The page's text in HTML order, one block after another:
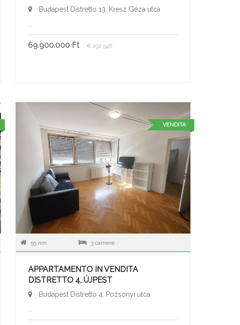
Budapest Distretto 13, Kresz Géza utca
69.900.000 Ft € 192.546
VENDITA
55 nm 3 camere
APPARTAMENTO IN VENDITA
DISTRETTO 4, ÚJPEST
Budapest Distretto 4, Pozsonyi utca